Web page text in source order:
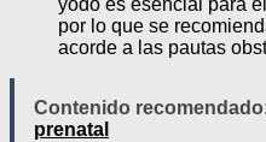
yodo es esencial para
por lo que se
acorde a las pautas
Contenido
prenatal